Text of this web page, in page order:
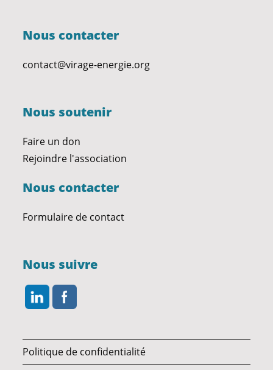
Nous contacter
contact@virage-energie.org
Nous soutenir
Faire un don
Rejoindre l'association
Nous contacter
Formulaire de contact
Nous suivre
Politique de confidentialité